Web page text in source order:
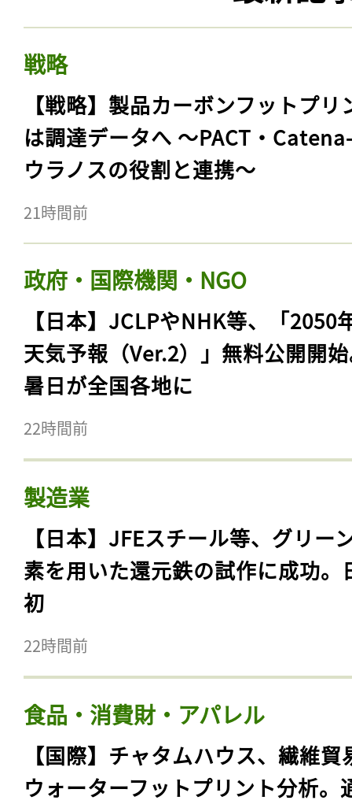
戦略
【戦略】製品カーボンフットプリ
は調達データへ 〜PACT・
ウラノスの役割と連携〜
21時間前
政府・国際機関・NGO
【日本】JCLPやNHK等、「2050
天気予報（Ver.2）」無料公開開
暑日が全国各地に
22時間前
製造業
【日本】JFEスチール等、グリー
素を用いた還元鉄の試作に成功。
初
22時間前
食品・消費財・アパレル
【国際】チャタムハウス、繊維貿
ウォーターフットプリント分析。